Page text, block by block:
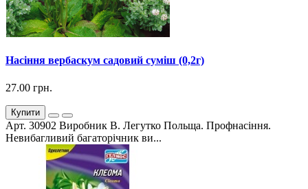
Насіння вербаскум садовий суміш (0,2г)
27.00 грн.
Купити
Арт. 30902 Виробник В. Легутко Польща. Профнасіння.
Невибагливий багаторічник ви...